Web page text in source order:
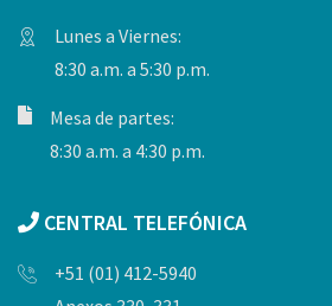
Lunes a Viernes:
8:30 a.m. a 5:30 p.m.
Mesa de partes:
8:30 a.m. a 4:30 p.m.
CENTRAL TELEFÓNICA
+51 (01) 412-5940